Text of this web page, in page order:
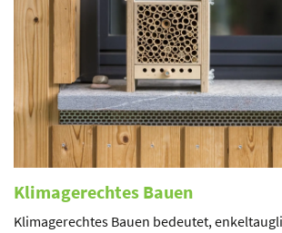
Klimagerechtes Bauen
Klimagerechtes Bauen bedeutet,